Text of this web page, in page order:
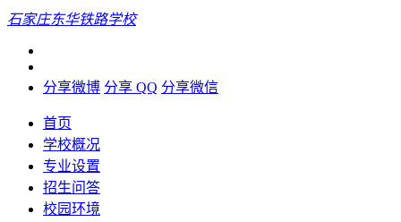
石家庄东华铁路学校
分享微博 分享 QQ 分享微信
首页
学校概况
专业设置
招生问答
校园环境